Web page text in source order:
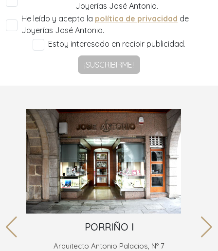
Joyerías José Antonio.
He leído y acepto la política de privacidad de
Joyerías José Antonio.
Estoy interesado en recibir publicidad.
¡SUSCRIBIRME!
PORRIÑO I
Arquitecto Antonio Palacios, Nº 7